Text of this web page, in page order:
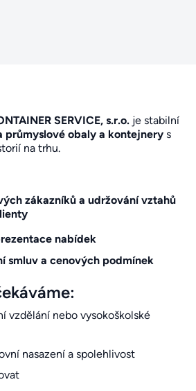
SERVICE, s.r.o. je stabilní
průmyslové obaly a kontejnery s
na trhu.
zákazníků a udržování vztahů
nabídek
smluv a cenových podmínek
vzdělání nebo vysokoškolské
nasazení a spolehlivost